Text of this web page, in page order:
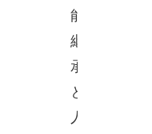
能
継
承
と
人